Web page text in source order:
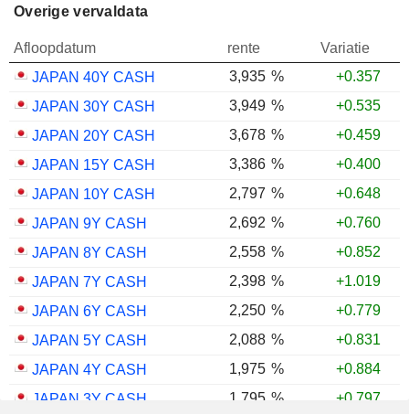
Overige vervaldata
Afloopdatum rente
Variatie
JAPAN 40Y CASH
3,935 %
+0.357
JAPAN 30Y CASH
3,949 %
+0.535
JAPAN 20Y CASH
3,678 %
+0.459
JAPAN 15Y CASH
3,386 %
+0.400
JAPAN 10Y CASH
2,797 %
+0.648
JAPAN 9Y CASH
2,692 %
+0.760
JAPAN 8Y CASH
2,558 %
+0.852
JAPAN 7Y CASH
2,398 %
+1.019
JAPAN 6Y CASH
2,250 %
+0.779
JAPAN 5Y CASH
2,088 %
+0.831
JAPAN 4Y CASH
1,975 %
+0.884
JAPAN 3Y CASH
1,795 %
+0.797